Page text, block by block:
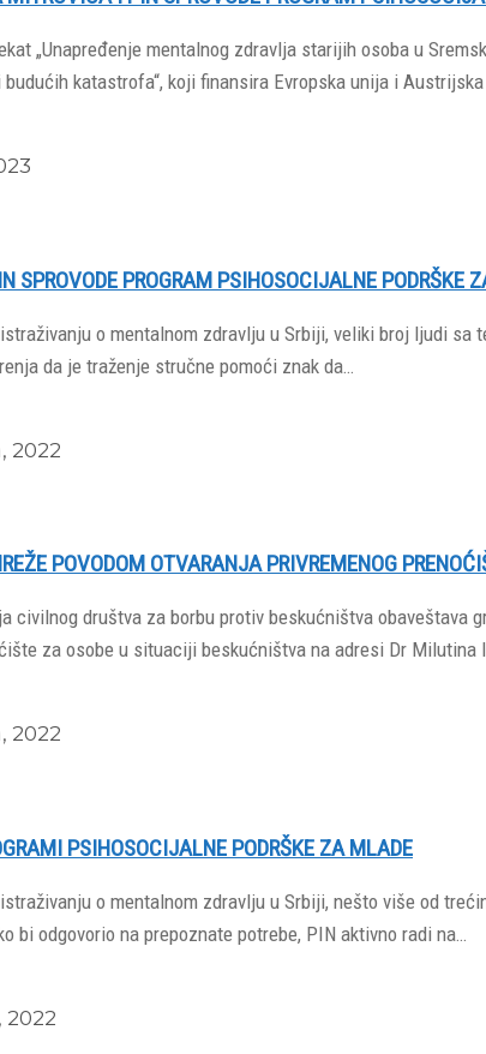
„Unapređenje mentalnog zdravlja starijih osoba u
budućih katastrofa“, koji finansira Evropska unija i Austrijska
SPROVODE PROGRAM PSIHOSOCIJALNE PODRŠKE
o mentalnom zdravlju u Srbiji, veliki broj ljudi
da je traženje stručne pomoći znak da…
2022
POVODOM OTVARANJA PRIVREMENOG
civilnog društva za borbu protiv beskućništva obaveštava
za osobe u situaciji beskućništva na adresi Dr Milutina
2022
PSIHOSOCIJALNE PODRŠKE ZA MLADE
o mentalnom zdravlju u Srbiji, nešto više od
bi odgovorio na prepoznate potrebe, PIN aktivno radi na…
2022